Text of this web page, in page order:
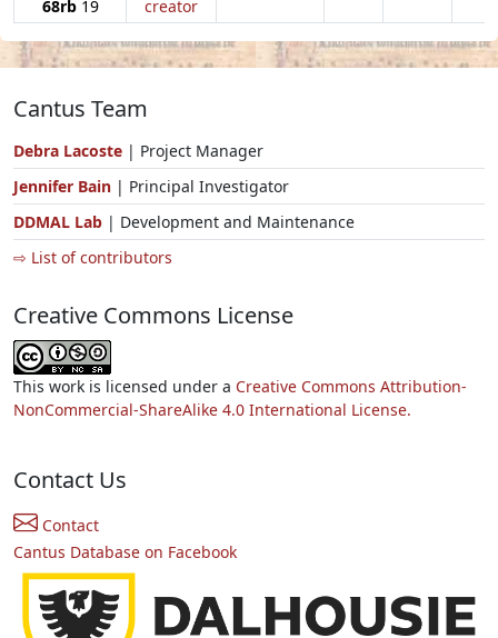
68rb19
creator
Cantus Team
Debra Lacoste | Project Manager
Jennifer Bain | Principal Investigator
DDMAL Lab | Development and Maintenance
⇨ List of contributors
Creative Commons License
This work is licensed under a Creative Commons Attribution-
NonCommercial-ShareAlike 4.0 International License.
Contact Us
Contact
Cantus Database on Facebook